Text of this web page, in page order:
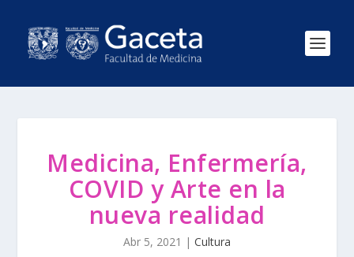
Medicina, Enfermería,
COVID y Arte en la
nueva realidad
Abr 5, 2021 | Cultura